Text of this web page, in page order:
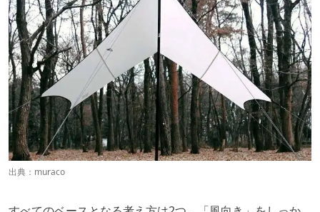
出典： muraco